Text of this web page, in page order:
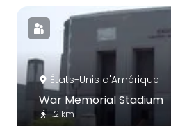
États-Unis d'Amérique
War Memorial Stadium
1.2 km